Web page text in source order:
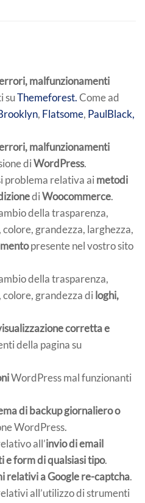
malfunzionamenti
suThemeforest.Come ad
, Flatsome, PaulBlack,
malfunzionamenti
diWordPress.
problema relativa ai metodi
diWoocommerce.
della trasparenza,
grandezza, larghezza,
presente nel vostro sito
della trasparenza,
colore, grandezza di loghi,
corretta e
della pagina su
WordPress mal funzionanti
di backup giornaliero o
WordPress.
all’invio di email
form di qualsiasi tipo.
relativi a Google re-captcha.
all’utilizzo di strumenti